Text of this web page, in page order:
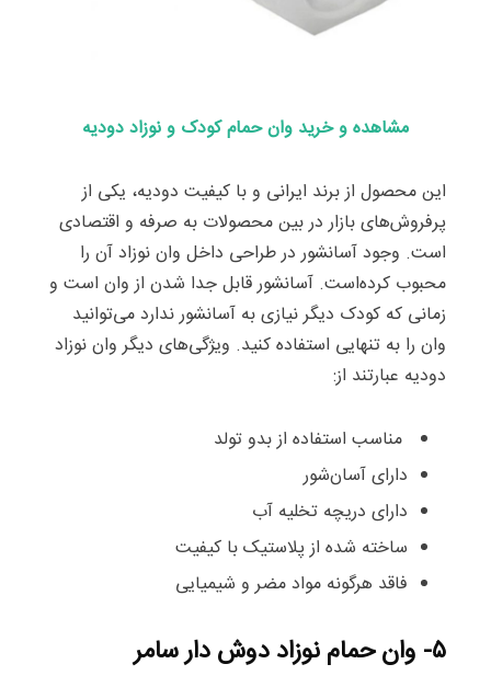
مشاهده و خرید وان حمام کودک و نوزاد دودیه
این محصول از برند ایرانی و با کیفیت دودیه، یکی از
پرفروش‌های بازار در بین محصولات به صرفه و اقتصادی
است. وجود آسانشور در طراحی داخل وان نوزاد آن را
محبوب کرده‌است. آسانشور قابل جدا شدن از وان است و
زمانی که کودک دیگر نیازی به آسانشور ندارد می‌توانید
وان را به تنهایی استفاده کنید. ویژگی‌های دیگر وان نوزاد
دودیه عبارتند از:
مناسب استفاده از بدو تولد
دارای آسان‌شور
دارای دریچه تخلیه آب
ساخته شده از پلاستیک با کیفیت
فاقد هرگونه مواد مضر و شیمیایی
۵- وان حمام نوزاد دوش دار سامر